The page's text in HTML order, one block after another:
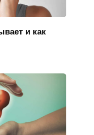
и как